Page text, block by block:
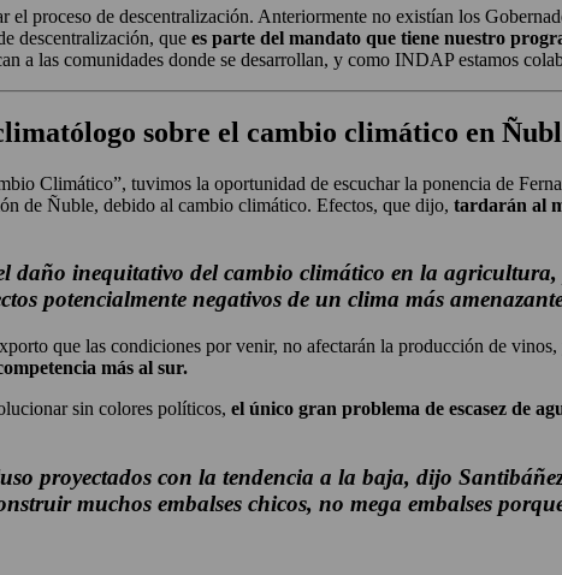
proceso de descentralización. Anteriormente no existían los
descentralización, que es parte del mandato que tiene nuestro
a las comunidades donde se desarrollan, y como INDAP estamos
sobre el cambio climático en
Climático”, tuvimos la oportunidad de escuchar la ponencia de
de Ñuble, debido al cambio climático. Efectos, que dijo, tardarán al
daño inequitativo del cambio climático en la
potencialmente negativos de un clima más
que las condiciones por venir, no afectarán la producción de
más al sur.
sin colores políticos, el único gran problema de escasez de
proyectados con la tendencia a la baja, dijo
muchos embalses chicos, no mega embalses